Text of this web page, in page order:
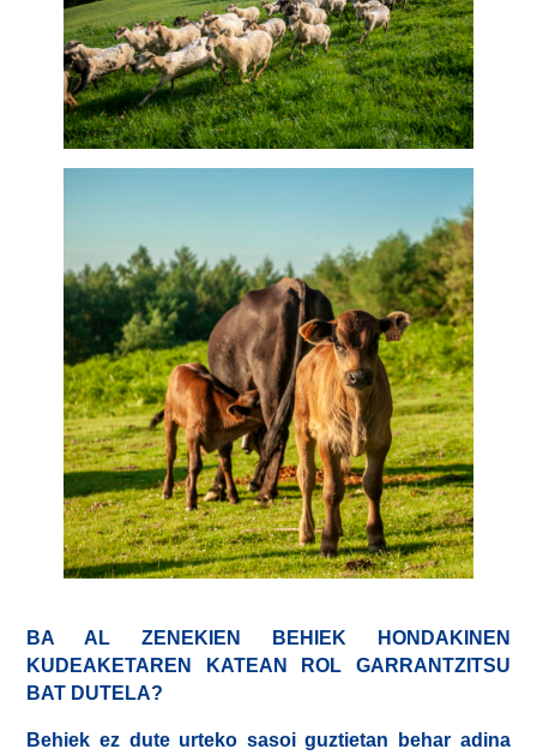
BA AL ZENEKIEN BEHIEK HONDAKINEN
KUDEAKETAREN KATEAN ROL GARRANTZITSU
BAT DUTELA?
Behiek ez dute urteko sasoi guztietan behar adina